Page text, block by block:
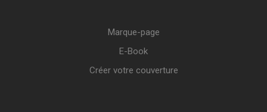
Marque-page
E-Book
Créer votre couverture